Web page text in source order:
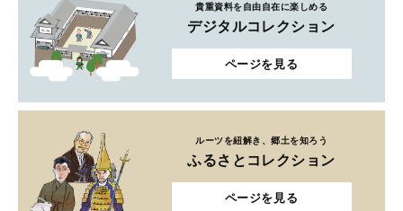
貴重資料を自由自在に楽しめる
デジタルコレクション
ページを見る
ルーツを紐解き、郷土を知ろう
ふるさとコレクション
ページを見る